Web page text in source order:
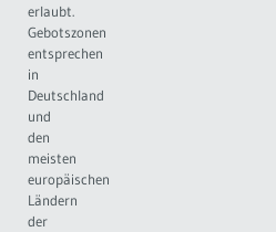
erlaubt.
Gebotszonen
entsprechen
in
Deutschland
und
den
meisten
europäischen
Ländern
der